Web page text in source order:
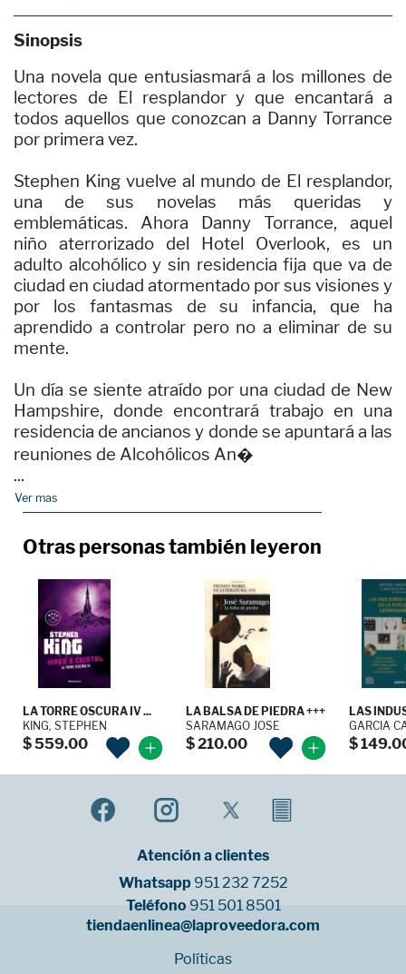
Sinopsis
Una novela que entusiasmará a los millones de
lectores de El resplandor y que encantará a
todos aquellos que conozcan a Danny Torrance
por primera vez.
Stephen King vuelve al mundo de El resplandor,
una de sus novelas más queridas y
emblemáticas. Ahora Danny Torrance, aquel
niño aterrorizado del Hotel Overlook, es un
adulto alcohólico y sin residencia fija que va de
ciudad en ciudad atormentado por sus visiones y
por los fantasmas de su infancia, que ha
aprendido a controlar pero no a eliminar de su
mente.
Un día se siente atraído por una ciudad de New
Hampshire, donde encontrará trabajo en una
residencia de ancianos y donde se apuntará a las
reuniones de Alcohólicos An�
...
Ver mas
Otras personas también leyeron
LA TORRE OSCURA IV ...
KING, STEPHEN
$ 559.00
LA BALSA DE PIEDRA +++
SARAMAGO JOSE
$ 210.00
LAS
GARCIA
$
Atención a clientes
Whatsapp 951 232 7252
Teléfono 951 501 8501
tiendaenlinea@laproveedora.com
Políticas